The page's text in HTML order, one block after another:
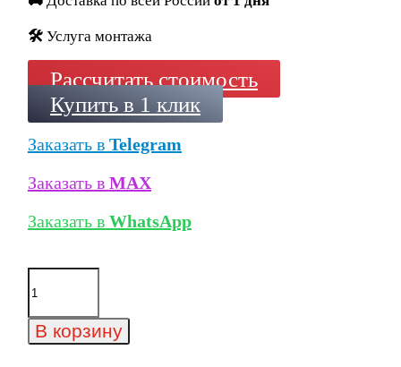
🛠️ Услуга монтажа
Рассчитать стоимость
Купить в 1 клик
Заказать в Telegram
Заказать в MAX
Заказать в WhatsApp
Количество
товара
плитка
Gres
В корзину